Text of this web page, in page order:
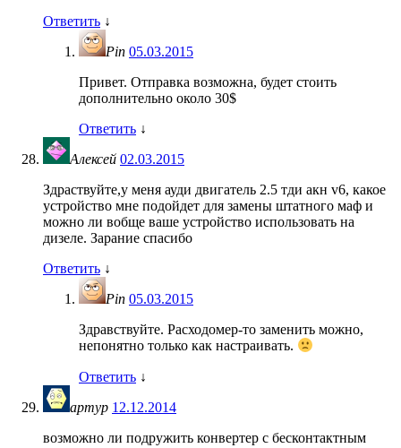
Ответить ↓
Pin 05.03.2015
Привет. Отправка возможна, будет стоить
дополнительно около 30$
Ответить ↓
Алексей 02.03.2015
Здраствуйте,у меня ауди двигатель 2.5 тди акн v6, какое
устройство мне подойдет для замены штатного маф и
можно ли вобще ваше устройство использовать на
дизеле. Зарание спасибо
Ответить ↓
Pin 05.03.2015
Здравствуйте. Расходомер-то заменить можно,
непонятно только как настраивать.
Ответить ↓
артур 12.12.2014
возможно ли подружить конвертер с бесконтактным